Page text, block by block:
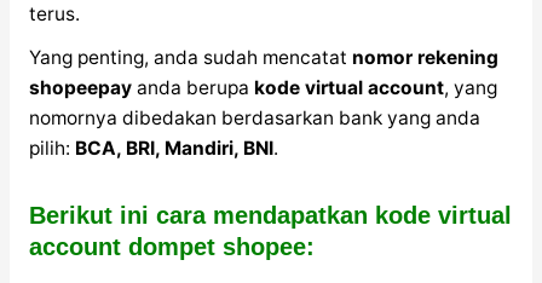
terus.
Yang penting, anda sudah mencatat nomor rekening
shopeepayanda berupa kode virtual account, yang
nomornya dibedakan berdasarkan bank yang anda
pilih: BCA, BRI, Mandiri, BNI.
Berikut ini cara mendapatkan kode virtual
account dompet shopee: